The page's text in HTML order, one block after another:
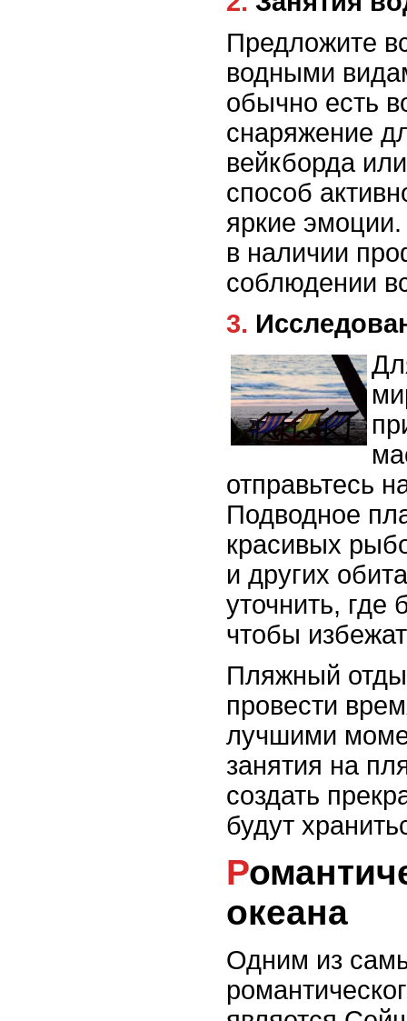
Предложите
водными
обычно есть
снаряжение
вейкборда
способ
яркие
в наличии
соблюдении
3.
отправьтесь
Подводное
красивых
и других
уточнить, где
чтобы
Пляжный
провести
лучшими
занятия на
создать
будут
Романтический отдых на берегу
океана
Одним из